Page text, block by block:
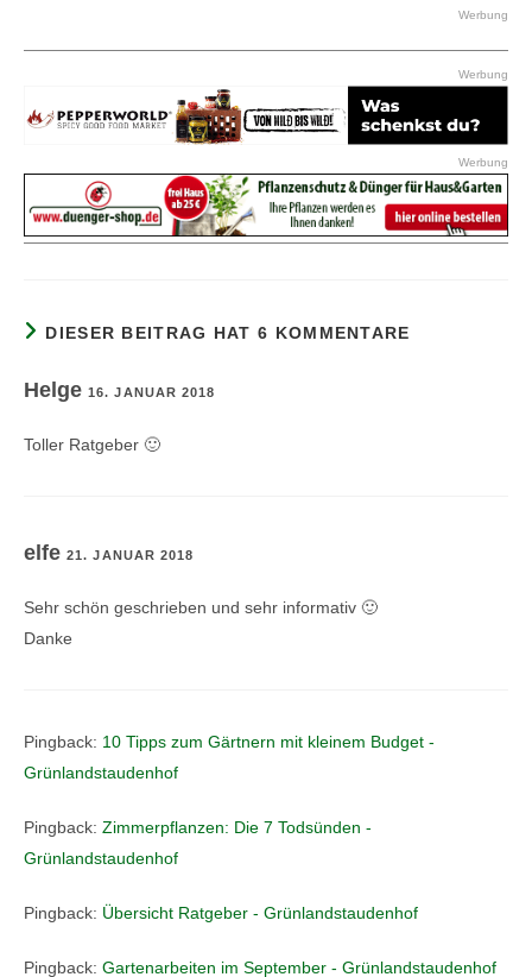
Werbung
Werbung
Werbung
DIESER BEITRAG HAT 6 KOMMENTARE
Helge 16. JANUAR 2018
Toller Ratgeber 🙂
elfe 21. JANUAR 2018
Sehr schön geschrieben und sehr informativ 🙂
Danke
Pingback: 10 Tipps zum Gärtnern mit kleinem Budget -
Grünlandstaudenhof
Pingback: Zimmerpflanzen: Die 7 Todsünden -
Grünlandstaudenhof
Pingback: Übersicht Ratgeber - Grünlandstaudenhof
Pingback: Gartenarbeiten im September - Grünlandstaudenhof